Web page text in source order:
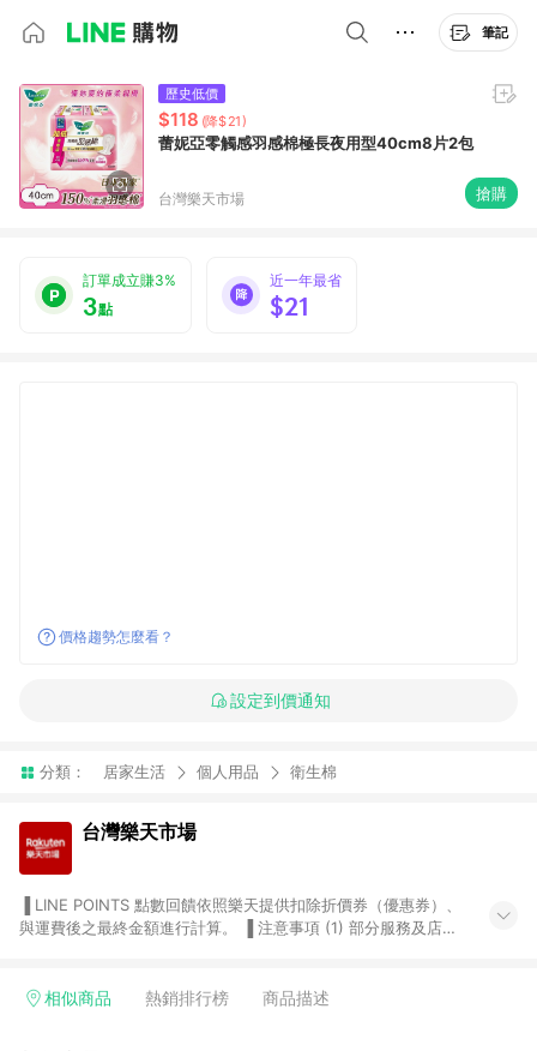
筆記
歷史低價
$118 (降$21)
蕾妮亞零觸感羽感棉極長夜用型40cm8片2包
台灣樂天市場 搶購
訂單成立賺3%
3點
近一年最省
$21
價格趨勢怎麼看？
設定到價通知
分類： 居家生活 個人用品 衛生棉
台灣樂天市場
與運費後之最終金額進行計算。 ▐ 注意事項 (1) 部分服務及店家
Smart mobile、神腦生活、JS巨盛、樂天KOBO電子書，請詳閱
相似商品 熱銷排行榜 商品描述